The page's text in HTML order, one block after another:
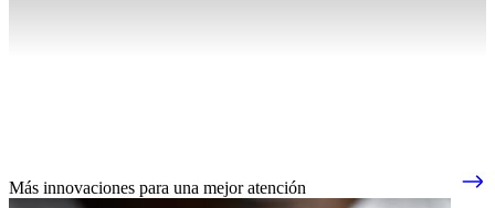
Más innovaciones para una mejor atención